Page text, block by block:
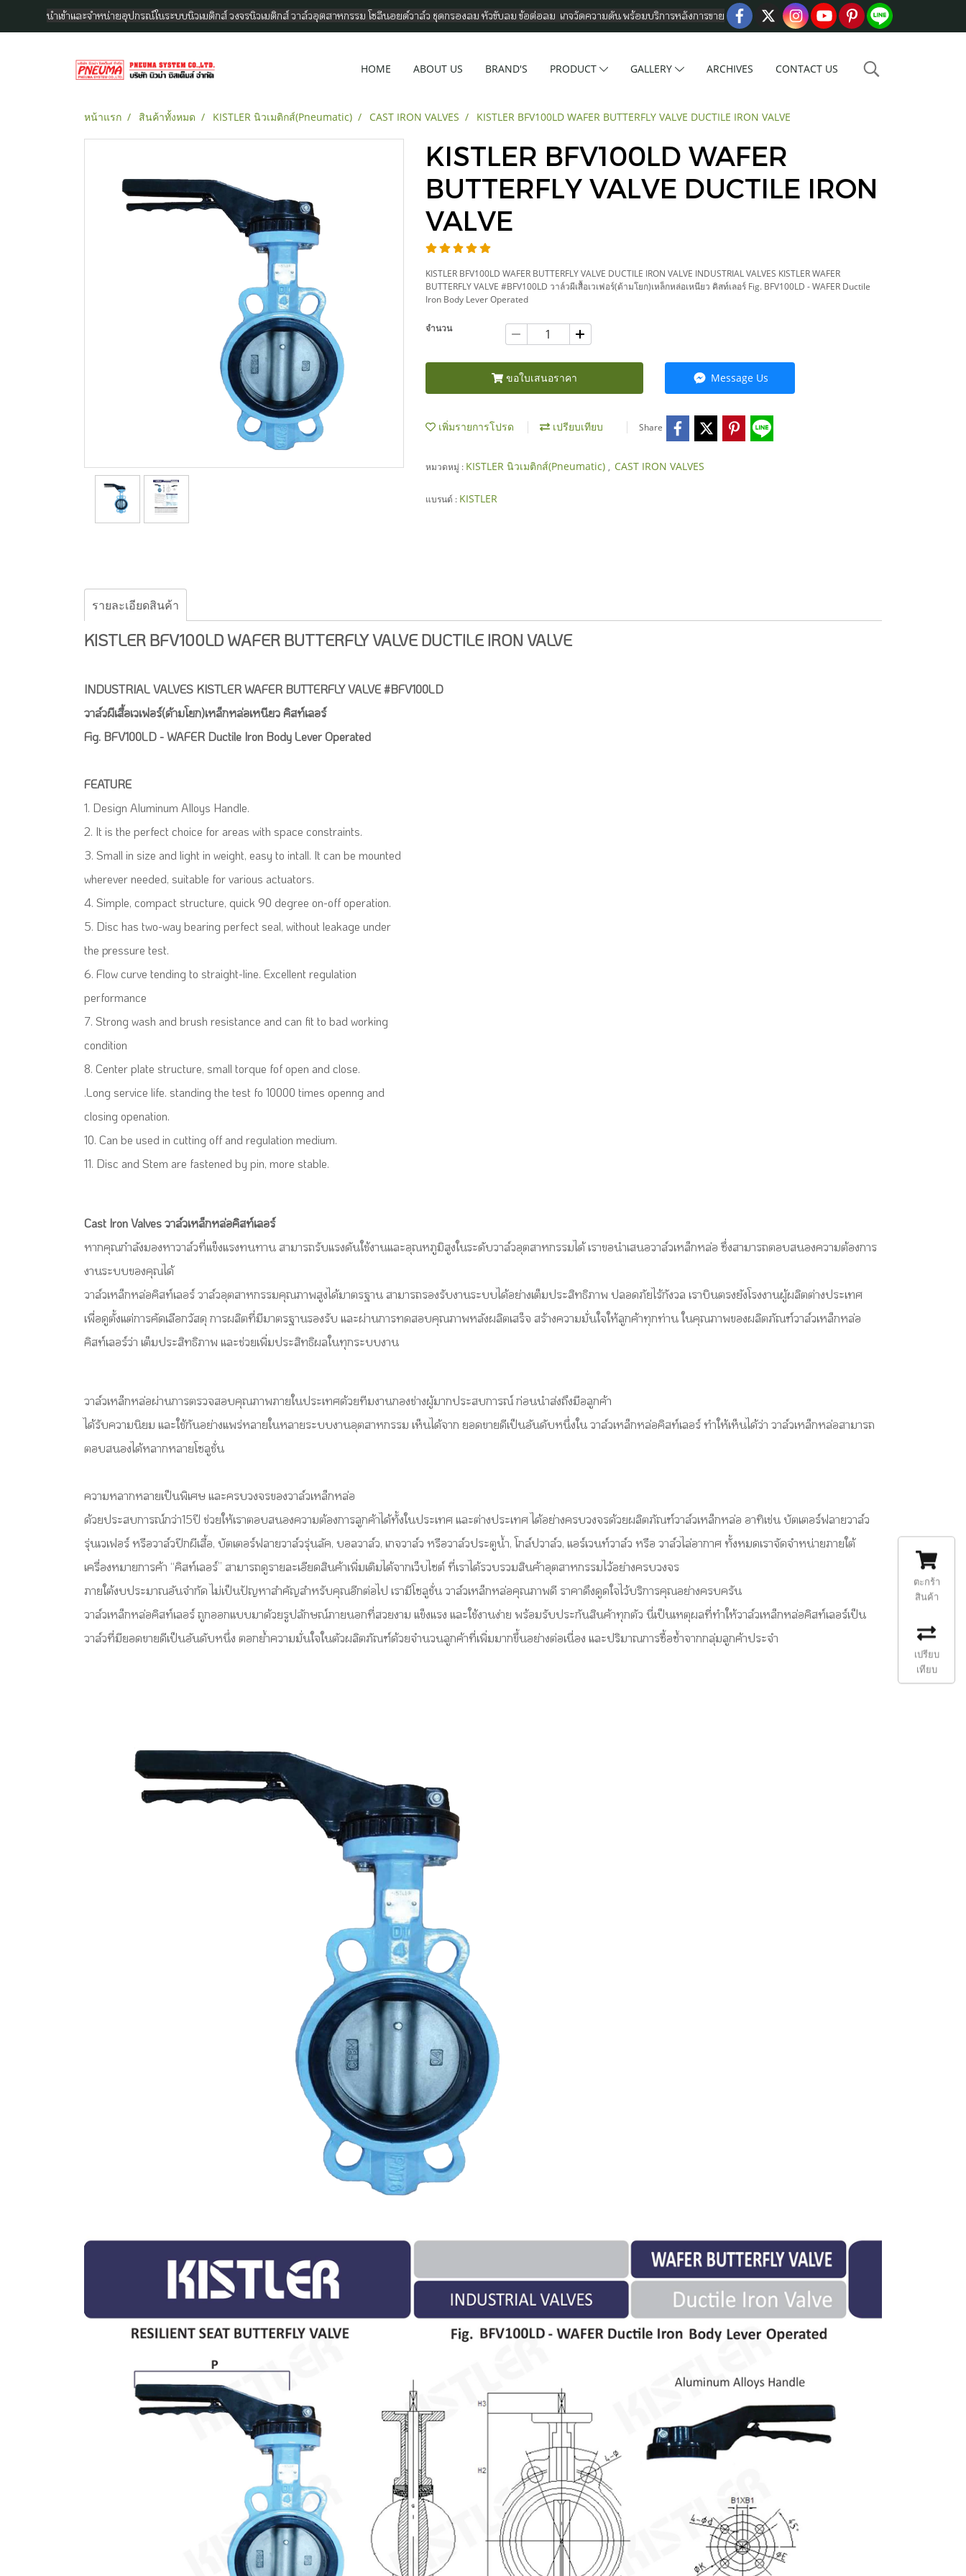
นำเข้าและจำหน่ายอุปกรณ์ในระบบนิวเมติกส์ วงจรนิวเมติกส์ วาล์วอุตสาหกรรม โซลีนอยด์วาล์ว ชุดกรองลม หัวขับลม ข้อต่อลม เกจวัดความดัน พร้อมบริการหลังการขาย
HOME ABOUT US BRAND'S PRODUCT GALLERY ARCHIVES CONTACT US
หน้าแรก สินค้าทั้งหมด KISTLER นิวเมติกส์(Pneumatic) CAST IRON VALVES KISTLER BFV100LD WAFER BUTTERFLY VALVE DUCTILE IRON VALVE
KISTLER BFV100LD WAFER
BUTTERFLY VALVE DUCTILE IRON
VALVE
KISTLER BFV100LD WAFER BUTTERFLY VALVE DUCTILE IRON VALVE INDUSTRIAL VALVES KISTLER WAFER
BUTTERFLY VALVE #BFV100LD วาล์วผีเสื้อเวเฟอร์(ด้ามโยก)เหล็กหล่อเหนียว คิสท์เลอร์ Fig. BFV100LD - WAFER Ductile
Iron Body Lever Operated
จำนวน
ขอใบเสนอราคา Message Us
เพิ่มรายการโปรด เปรียบเทียบ Share
หมวดหมู่ : KISTLER นิวเมติกส์(Pneumatic) , CAST IRON VALVES
แบรนด์ : KISTLER
รายละเอียดสินค้า
KISTLER BFV100LD WAFER BUTTERFLY VALVE DUCTILE IRON VALVE
INDUSTRIAL VALVES KISTLER WAFER BUTTERFLY VALVE #BFV100LD
วาล์วผีเสื้อเวเฟอร์(ด้ามโยก)เหล็กหล่อเหนียว คิสท์เลอร์
Fig. BFV100LD - WAFER Ductile Iron Body Lever Operated
FEATURE
1. Design Aluminum Alloys Handle.
2. It is the perfect choice for areas with space constraints.
3. Small in size and light in weight, easy to intall. It can be mounted
wherever needed, suitable for various actuators.
4. Simple, compact structure, quick 90 degree on-off operation.
5. Disc has two-way bearing perfect seal, without leakage under
the pressure test.
6. Flow curve tending to straight-line. Excellent regulation
performance
7. Strong wash and brush resistance and can fit to bad working
condition
8. Center plate structure, small torque fof open and close.
.Long service life. standing the test fo 10000 times openng and
closing openation.
10. Can be used in cutting off and regulation medium.
11. Disc and Stem are fastened by pin, more stable.
Cast Iron Valves วาล์วเหล็กหล่อคิสท์เลอร์
หากคุณกำลังมองหาวาล์วที่แข็งแรงทนทาน สามารถรับแรงดันใช้งานและอุณหภูมิสูงในระดับวาล์วอุตสาหกรรมได้ เราขอนำเสนอวาล์วเหล็กหล่อ ซึ่งสามารถตอบสนองความต้องการ
งานระบบของคุณได้
วาล์วเหล็กหล่อคิสท์เลอร์ วาล์วอุตสาหกรรมคุณภาพสูงได้มาตรฐาน สามารถรองรับงานระบบได้อย่างเต็มประสิทธิภาพ ปลอดภัยไร้กังวล เราบินตรงยังโรงงานผู้ผลิตต่างประเทศ
เพื่อดูตั้งแต่การคัดเลือกวัสดุ การผลิตที่มีมาตรฐานรองรับ และผ่านการทดสอบคุณภาพหลังผลิตเสร็จ สร้างความมั่นใจให้ลูกค้าทุกท่าน ในคุณภาพของผลิตภัณฑ์วาล์วเหล็กหล่อ
คิสท์เลอร์ว่า เต็มประสิทธิภาพ และช่วยเพิ่มประสิทธิผลในทุกระบบงาน
วาล์วเหล็กหล่อผ่านการตรวจสอบคุณภาพภายในประเทศด้วยทีมงานกองช่างผู้มากประสบการณ์ ก่อนนำส่งถึงมือลูกค้า
ได้รับความนิยม และใช้กันอย่างแพร่หลายในหลายระบบงานอุตสาหกรรม เห็นได้จาก ยอดขายดีเป็นอันดับหนึ่งใน วาล์วเหล็กหล่อคิสท์เลอร์ ทำให้เห็นได้ว่า วาล์วเหล็กหล่อสามารถ
ตอบสนองได้หลากหลายโซลูชั่น
ความหลากหลายเป็นพิเศษ และครบวงจรของวาล์วเหล็กหล่อ
ด้วยประสบการณ์กว่า15ปี ช่วยให้เราตอบสนองความต้องการลูกค้าได้ทั้งในประเทศ และต่างประเทศ ได้อย่างครบวงจรด้วยผลิตภัณฑ์วาล์วเหล็กหล่อ อาทิเช่น บัตเตอร์ฟลายวาล์ว
รุ่นเวเฟอร์ หรือวาล์วปีกผีเสื้อ, บัตเตอร์ฟลายวาล์วรุ่นลัค, บอลวาล์ว, เกจวาล์ว หรือวาล์วประตูน้ำ, โกล์ปวาล์ว, แอร์เวนท์วาล์ว หรือ วาล์วไล่อากาศ ทั้งหมดเราจัดจำหน่ายภายใต้
เครื่องหมายการค้า “คิสท์เลอร์” สามารถดูรายละเอียดสินค้าเพิ่มเติมได้จากเว็บไซต์ ที่เราได้รวบรวมสินค้าอุตสาหกรรมไว้อย่างครบวงจร
ภายใต้งบประมาณอันจำกัด ไม่เป็นปัญหาสำคัญสำหรับคุณอีกต่อไป เรามีโซลูชั่น วาล์วเหล็กหล่อคุณภาพดี ราคาดึงดูดใจไว้บริการคุณอย่างครบครัน
วาล์วเหล็กหล่อคิสท์เลอร์ ถูกออกแบบมาด้วยรูปลักษณ์ภายนอกที่สวยงาม แข็งแรง และใช้งานง่าย พร้อมรับประกันสินค้าทุกตัว นี่เป็นเหตุผลที่ทำให้วาล์วเหล็กหล่อคิสท์เลอร์เป็น
วาล์วที่มียอดขายดีเป็นอันดับหนึ่ง ตอกย้ำความมั่นใจในตัวผลิตภัณฑ์ด้วยจำนวนลูกค้าที่เพิ่มมากขึ้นอย่างต่อเนื่อง และปริมาณการซื้อซ้ำจากกลุ่มลูกค้าประจำ
ตะกร้า
สินค้า
เปรียบ
เทียบ